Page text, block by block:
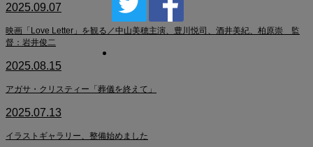
2025.09.07
映画「Love Letter」を観る／中山美穂主演、豊川悦司、酒井美紀、柏原崇 監
督：岩井俊二
2025.08.15
アガサ・クリスティー「葬儀を終えて」
2025.07.13
イラストギャラリー、整備始めました